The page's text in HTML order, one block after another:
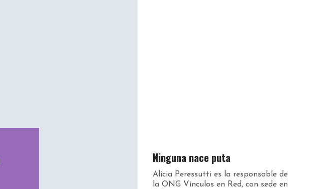
Ninguna nace puta
Alicia Peressutti es la responsable de
la ONG Vínculos en Red, con sede en